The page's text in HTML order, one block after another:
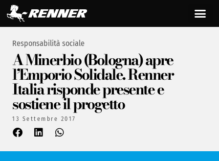
Responsabilità sociale
A Minerbio (Bologna) apre
l’Emporio Solidale. Renner
Italia risponde presente e
sostiene il progetto
13 Settembre 2017